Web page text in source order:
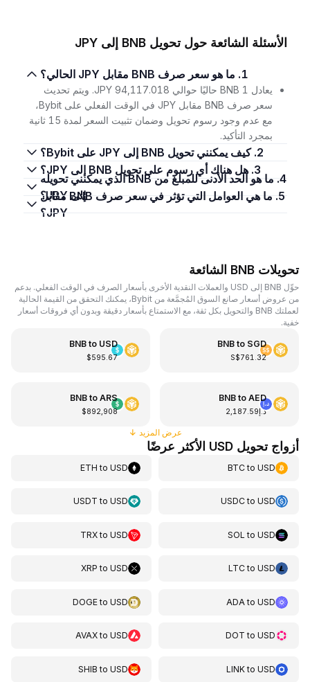
الأسئلة الشائعة حول تحويل BNB إلى JPY
1. ما هو سعر صرف BNB مقابل JPY الحالي؟
يعادل 1 BNB حاليًا حوالي 94,117.018 JPY. ويتم تحديث
سعر صرف BNB مقابل JPY في الوقت الفعلي على Bybit،
مع عدم وجود رسوم تحويل وضمان تثبيت السعر لمدة 15 ثانية
بمجرد التأكيد.
2. كيف يمكنني تحويل BNB إلى JPY على Bybit؟
3. هل هناك أي رسوم على تحويل BNB إلى JPY؟
4. ما هو الحد الأدنى للمبلغ من BNB الذي يمكنني تحويله
إلى JPY؟ 5. ما هي العوامل التي تؤثر في سعر صرف BNB مقابل
JPY؟
تحويلات BNB الشائعة
حوِّل BNB إلى USD والعملات النقدية الأخرى بأسعار الصرف في الوقت الفعلي. بدعم
من عروض أسعار صانع السوق المُجمَّعة من Bybit، يمكنك التحقق من القيمة الحالية
لعملتك BNB والتحويل بكل ثقة، مع الاستمتاع بأسعار دقيقة وبدون أي فروقات أسعار
خفية.
BNB to SGD
S$761.32
BNB to USD
$595.67
BNB toAED
د.إ2,187.59
BNB toARS
$892,908
عرض المزيد ↓
أزواج تحويل USD الأكثر عرضًا
BTCtoUSD
ETH toUSD
USDCtoUSD
USDT toUSD
SOL toUSD
TRXtoUSD
LTCtoUSD
XRP toUSD
ADA toUSD
DOGEtoUSD
DOT toUSD
AVAXtoUSD
LINKtoUSD
SHIB toUSD